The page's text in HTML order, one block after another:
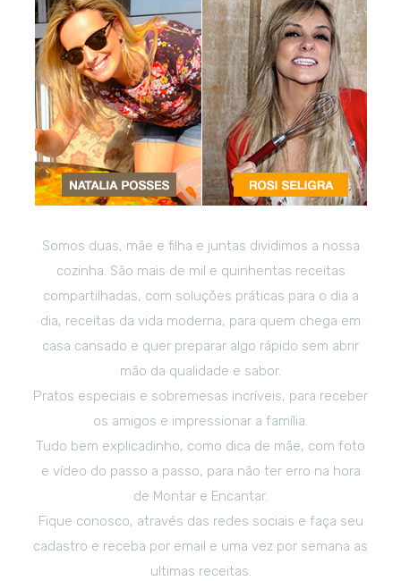
Somos duas, mãe e filha e juntas dividimos a nossa
cozinha. São mais de mil e quinhentas receitas
compartilhadas, com soluções práticas para o dia a
dia, receitas da vida moderna, para quem chega em
casa cansado e quer preparar algo rápido sem abrir
mão da qualidade e sabor.
Pratos especiais e sobremesas incríveis, para receber
os amigos e impressionar a família.
Tudo bem explicadinho, como dica de mãe, com foto
e vídeo do passo a passo, para não ter erro na hora
de Montar e Encantar.
Fique conosco, através das redes sociais e faça seu
cadastro e receba por email e uma vez por semana as
ultimas receitas.